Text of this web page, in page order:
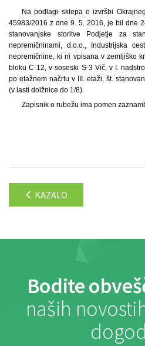
Na podlagi sklepa o izvršbi
45983/2016 z dne 9. 5. 2016, je bil dne
stanovanjske storitve Podjetje za
nepremičninami, d.o.o., Industrijska
nepremičnine, ki ni vpisana v zemljiško
bloku C-12, v soseski S-3 Vič, v I.
po etažnem načrtu v III. etaži, št.
(v lasti dolžnice do 1/8).
Zapisnik o rubežu ima pomen
KAZALO
Bodite
naših